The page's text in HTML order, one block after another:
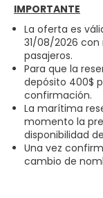
IMPORTANTE
La oferta es
31/08/2026
pasajeros.
Para que la
depósito 400$
confirmación.
La marítima
momento la
disponibilidad
Una vez
cambio de